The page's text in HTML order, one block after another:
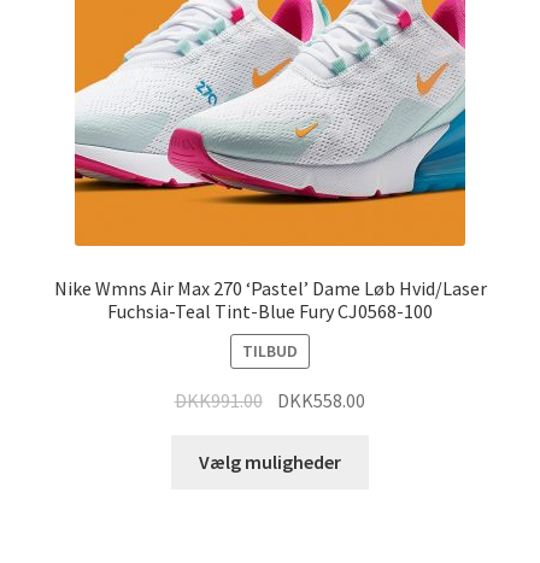
Nike Wmns Air Max 270 ‘Pastel’ Dame Løb Hvid/Laser
Fuchsia-Teal Tint-Blue Fury CJ0568-100
TILBUD
DKK991.00 DKK558.00
Vælg muligheder